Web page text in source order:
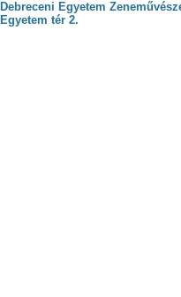
Debreceni Egyetem
Egyetem tér 2.